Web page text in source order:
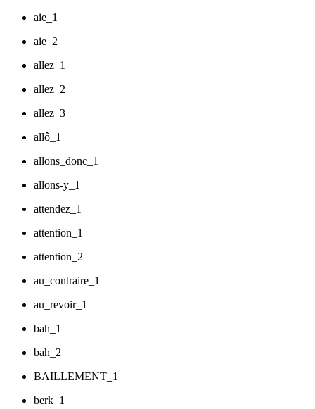
aie_1
aie_2
allez_1
allez_2
allez_3
allô_1
allons_donc_1
allons-y_1
attendez_1
attention_1
attention_2
au_contraire_1
au_revoir_1
bah_1
bah_2
BAILLEMENT_1
berk_1